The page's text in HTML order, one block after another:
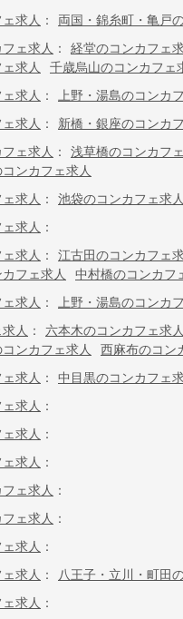
求人
両国・錦糸町・亀戸
ェ求人
経堂のコンカフェ
求人
千歳烏山のコンカフェ
求人
上野・湯島のコンカ
求人
新橋・銀座のコンカ
ェ求人
浅草橋のコンカフ
ンカフェ求人
求人
池袋のコンカフェ求人
求人
求人
江古田のコンカフェ
フェ求人
中村橋のコンカフ
求人
上野・湯島のコンカ
人
六本木のコンカフェ求人
ンカフェ求人
西麻布のコン
求人
中目黒のコンカフェ
求人
求人
求人
ェ求人
ェ求人
求人
求人
八王子・立川・町田
求人